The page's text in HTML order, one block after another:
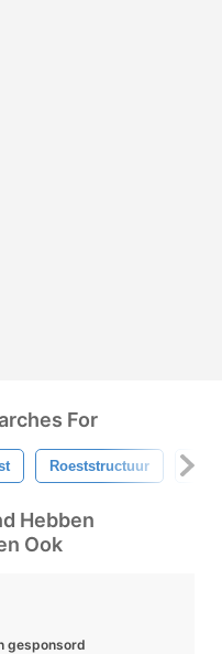
For
Roeststructuur
Hebben
Ook
gesponsord